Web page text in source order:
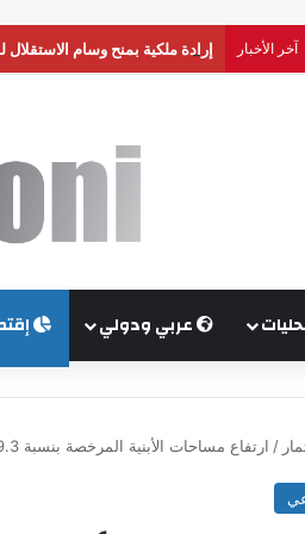
آخر الأخبار إرادة ملكية بمنح وسام
عربي ودولي
/ ارتفاع مساحات الأبنية المرخصة بنسبة 29.3%